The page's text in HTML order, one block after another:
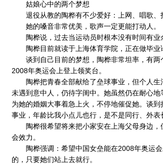
姑娘心中的两个梦想
退役从教的陶桦有不少爱好：上网、唱歌、
她的嗓音非常优美，歌声一定更能打动人。
陶桦说，过去当运动员时根本没有时间有业
陶桦目前就读于上海体育学院，正在做毕业
谈到自己目前的梦想，陶桦非常坦率，有两
2008年奥运会上登上领奖台。
陶桦把青春全部献给了垒球事业，但个人生
未遇到意中人，仍待字闺中。她虽然仍在耐心
为她的婚姻大事着急上火，不停地催促她。谈
事业，年龄比我小点儿也行，是不是同行、外表
陶桦很希望将来把小家安在上海父母身边，
会效力。
陶桦强调：希望中国女垒能在2008年奥运会
的，只要她们站上去就行。